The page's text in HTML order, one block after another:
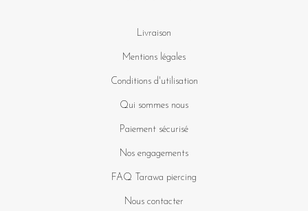
Livraison
Mentions légales
Conditions d'utilisation
Qui sommes nous
Paiement sécurisé
Nos engagements
FAQ Tarawa piercing
Nous contacter